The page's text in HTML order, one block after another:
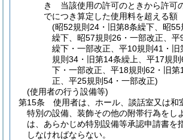
き 当該使用の許可のときから許可
でにつき算定した使用料を超える額
(昭52規則24・旧第8条繰下、昭
繰下、昭57規則26・一部改正、平
繰下・一部改正、平10規則41・
規則34・旧第14条繰上、平17規
下・一部改正、平18規則62・旧第
正、平25規則54・一部改正)
(使用者の行う設備等)
第15条
使用者は、ホール、談話室又は和
特別の設備、装飾その他の附帯行為をし
は、あらかじめ特別設備等承認申請書を
しなければならない。